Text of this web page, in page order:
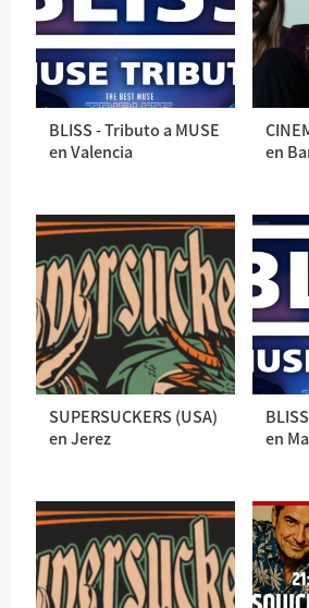
BLISS - Tributo a MUSE
en Valencia
en
SUPERSUCKERS (USA)
en Jerez
en